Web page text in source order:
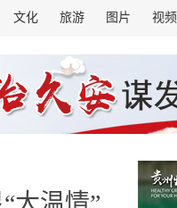
文化 旅游 图片 视频